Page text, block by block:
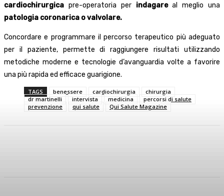
cardiochirurgica pre-operatoria per indagareal meglio una
patologia coronarica o valvolare.
Concordare e programmare il percorso terapeutico più adeguato
per il paziente, permette di raggiungere risultati utilizzando
metodiche moderne e tecnologie d’avanguardia volte a favorire
una più rapida ed efficace guarigione.
TAGS benessere cardiochirurgia
chirurgia
dr martinelli
intervista medicina
percorsi di salute
prevenzione
qui salute Qui Salute Magazine